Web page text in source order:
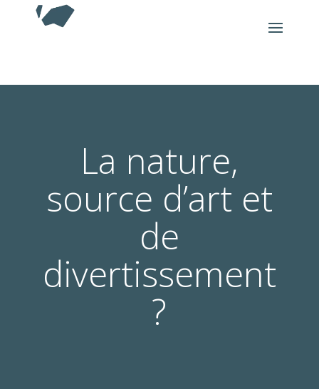
La nature,
source d’art et
de
divertissement
?